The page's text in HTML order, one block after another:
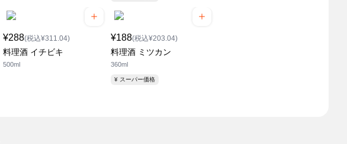
¥288(税込¥311.04)
料理酒 イチビキ
500ml
¥188(税込¥203.04)
料理酒 ミツカン
360ml
¥ スーパー価格